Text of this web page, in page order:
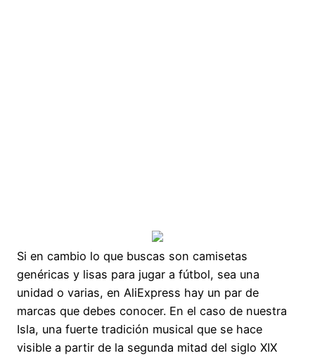
Si en cambio lo que buscas son camisetas
genéricas y lisas para jugar a fútbol, sea una
unidad o varias, en AliExpress hay un par de
marcas que debes conocer. En el caso de nuestra
Isla, una fuerte tradición musical que se hace
visible a partir de la segunda mitad del siglo XIX